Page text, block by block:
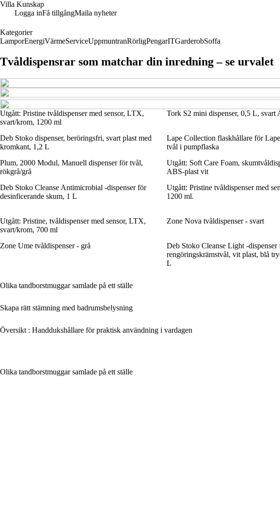
Villa Kunskap
Logga inFå tillgångMaila nyheter
Kategorier
LamporEnergiVärmeServiceUppmuntranRörligPengarITGarderobSoffa
Tvåldispensrar som matchar din inredning – se urvalet
Utgått: Pristine tvåldispenser med sensor, LTX,
svart/krom, 1200 ml
Tork S2 mini dispenser, 0,5 L, svart
Deb Stoko dispenser, beröringsfri, svart plast med
kromkant, 1,2 L
Lape Collection flaskhållare för
tvål i pumpflaska
Plum, 2000 Modul, Manuell dispenser för tvål,
rökgrå/grå
Utgått: Soft Care Foam,
ABS-plast vit
Deb Stoko Cleanse Antimicrobial -dispenser för
desinficerande skum, 1 L
Utgått: Pristine tvåldispenser med
1200 ml.
Utgått: Pristine, tvåldispenser med sensor, LTX,
svart/krom, 700 ml
Zone Nova tvåldispenser - svart
Zone Ume tvåldispenser - grå
Deb Stoko Cleanse Light -dispenser
rengöringskrämstvål, vit plast, blå
L
Olika tandborstmuggar samlade på ett ställe
Skapa rätt stämning med badrumsbelysning
Översikt : Handdukshållare för praktisk användning i vardagen
Olika tandborstmuggar samlade på ett ställe